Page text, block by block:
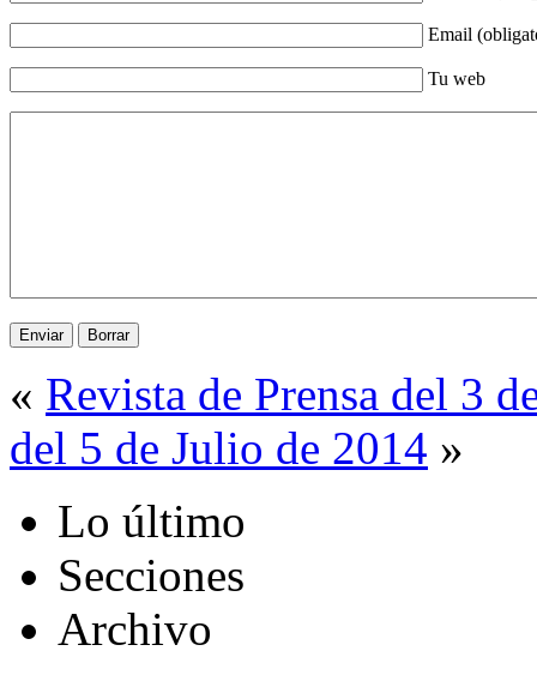
Email
Tu web
« Revista de Prensa del 3
del 5 de Julio de 2014 »
Lo último
Secciones
Archivo